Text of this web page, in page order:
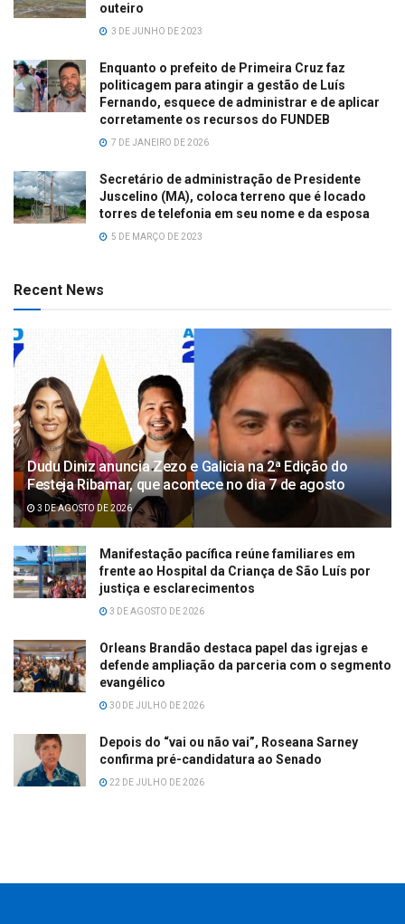
outeiro
3 DE JUNHO DE 2023
Enquanto o prefeito de Primeira Cruz faz
politicagem para atingir a gestão de Luís
Fernando, esquece de administrar e de aplicar
corretamente os recursos do FUNDEB
7 DE JANEIRO DE 2026
Secretário de administração de Presidente
Juscelino (MA), coloca terreno que é locado
torres de telefonia em seu nome e da esposa
5 DE MARÇO DE 2023
Recent News
Dudu Diniz anuncia Zezo e Galicia na 2ª Edição do
Festeja Ribamar, que acontece no dia 7 de agosto
3 DE AGOSTO DE 2026
Manifestação pacífica reúne familiares em
frente ao Hospital da Criança de São Luís por
justiça e esclarecimentos
3 DE AGOSTO DE 2026
Orleans Brandão destaca papel das igrejas e
defende ampliação da parceria com o segmento
evangélico
30 DE JULHO DE 2026
Depois do “vai ou não vai”, Roseana Sarney
confirma pré-candidatura ao Senado
22 DE JULHO DE 2026